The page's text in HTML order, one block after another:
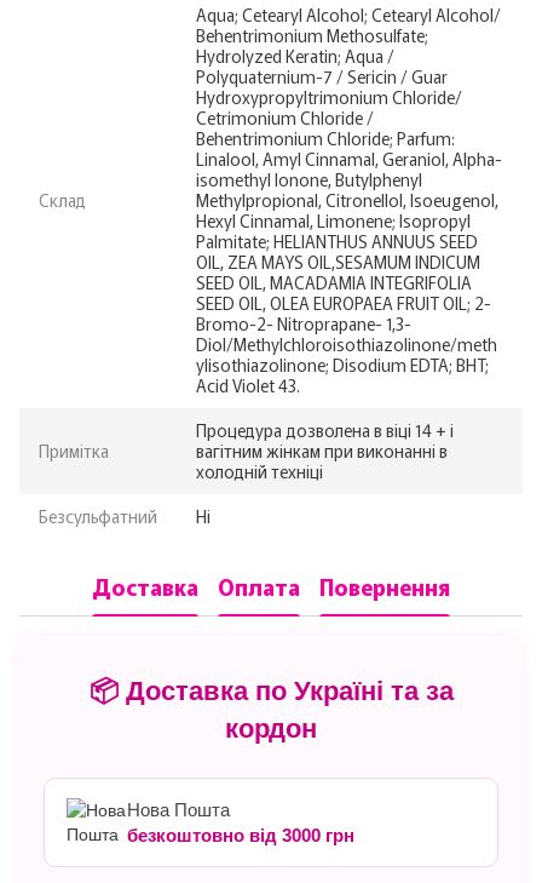
Склад
Aqua; Cetearyl Alcohol; Cetearyl Alcohol/
Behentrimonium Methosulfate;
Hydrolyzed Keratin; Aqua /
Polyquaternium-7 / Sericin / Guar
Hydroxypropyltrimonium Chloride/
Cetrimonium Chloride /
Behentrimonium Chloride; Parfum:
Linalool, Amyl Cinnamal, Geraniol, Alpha-
isomethyl lonone, Butylphenyl
Methylpropional, Citronellol, Isoeugenol,
Hexyl Cinnamal, Limonene; Isopropyl
Palmitate; HELIANTHUS ANNUUS SEED
OIL, ZEA MAYS OIL,SESAMUM INDICUM
SEED OIL, MACADAMIA INTEGRIFOLIA
SEED OIL, OLEA EUROPAEA FRUIT OIL; 2-
Bromo-2- Nitroprapane- 1,3-
Diol/Methylchloroisothiazolinone/meth
ylisothiazolinone; Disodium EDTA; BHT;
Acid Violet 43.
Примітка
Процедура дозволена в віці 14 + і
вагітним жінкам при виконанні в
холодній техніці
Безсульфатний
Ні
Доставка Оплата Повернення
📦 Доставка по Україні та за
кордон
Нова Пошта
безкоштовно від 3000 грн